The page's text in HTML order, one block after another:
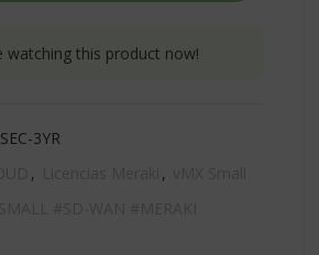
watching this product now!
3YR
, ,